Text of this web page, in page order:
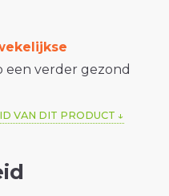
een verder gezond
VAN DIT PRODUCT